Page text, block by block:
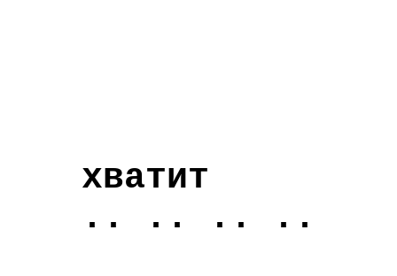
хватит
.. .. .. ..